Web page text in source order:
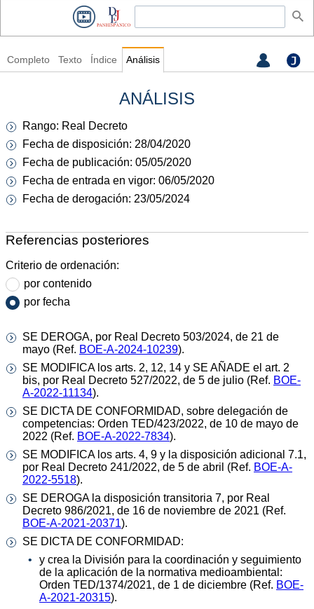
Completo Texto Índice Análisis
ANÁLISIS
Rango: Real Decreto
Fecha de disposición: 28/04/2020
Fecha de publicación: 05/05/2020
Fecha de entrada en vigor: 06/05/2020
Fecha de derogación: 23/05/2024
Referencias posteriores
Criterio de ordenación:
por contenido
por fecha
SE DEROGA, por Real Decreto 503/2024, de 21 de
mayo (Ref. BOE-A-2024-10239).
SE MODIFICA los arts. 2, 12, 14 y SE AÑADE el art. 2
bis, por Real Decreto 527/2022, de 5 de julio (Ref. BOE-
A-2022-11134).
SE DICTA DE CONFORMIDAD, sobre delegación de
competencias: Orden TED/423/2022, de 10 de mayo de
2022 (Ref. BOE-A-2022-7834).
SE MODIFICA los arts. 4, 9 y la disposición adicional 7.1,
por Real Decreto 241/2022, de 5 de abril (Ref. BOE-A-
2022-5518).
SE DEROGA la disposición transitoria 7, por Real
Decreto 986/2021, de 16 de noviembre de 2021 (Ref.
BOE-A-2021-20371).
SE DICTA DE CONFORMIDAD:
y crea la División para la coordinación y seguimiento
de la aplicación de la normativa medioambiental:
Orden TED/1374/2021, de 1 de diciembre (Ref. BOE-
A-2021-20315).